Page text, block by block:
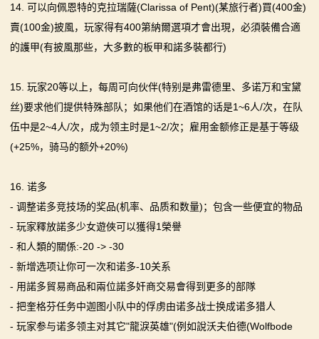
14. 可以向佩恩特的克拉瑞薩(Clarissa of Pent)(某旅行者)買(400金)
賣(100金)披風，玩家得有400第納爾選項才會出現，必須裝備合適
的護甲(有披風那些，大多數的板甲和諾多裝都行)
15. 玩家20等以上，每周可向伙伴(特别是弗雷德里、多诺万和宝黛
丝)要求他们提供特殊部队；如果他们在酒馆的话是1~6人/次，在队
伍中是2~4人/次，成为领主时是1~2/次；雇用金额修正是基于等级
(+25%，骑马的额外+20%)
16. 诺多
- 调整诺多竞技场的奖品(机率、品质和数量)；包含一些便宜的物品
- 玩家釋放諾多少女遊俠可以獲得1榮譽
- 和人類的關係:-20 -> -30
- 新增选项让你可一次和诺多-10关系
- 用諾多貿易商品和兩位諾多奸商交易會得到更多的部隊
- 把奎格芬任务中迦图小队中的俘虏由诺多战士换成诺多猎人
- 玩家参与诺多领主对其它"龍淚英雄"(例如說沃夫伯德(Wolfbode